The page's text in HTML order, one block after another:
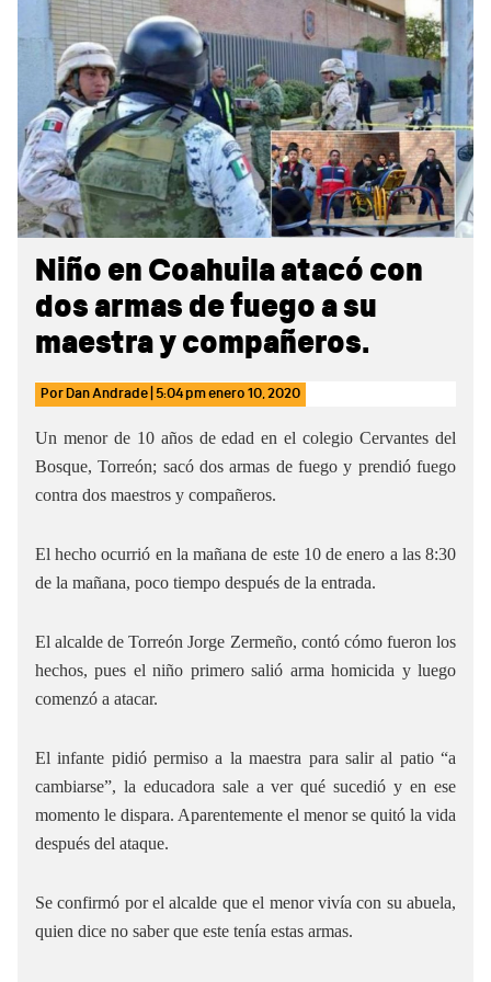
Niño en Coahuila atacó con
dos armas de fuego a su
maestra y compañeros.
Por Dan Andrade 5:04 pmenero 10, 2020
Un menor de 10 años de edad en el colegio Cervantes del
Bosque, Torreón; sacó dos armas de fuego y prendió fuego
contra dos maestros y compañeros.
El hecho ocurrió en la mañana de este 10 de enero a las 8:30
de la mañana, poco tiempo después de la entrada.
El alcalde de Torreón Jorge Zermeño, contó cómo fueron los
hechos, pues el niño primero salió arma homicida y luego
comenzó a atacar.
El infante pidió permiso a la maestra para salir al patio “a
cambiarse”, la educadora sale a ver qué sucedió y en ese
momento le dispara. Aparentemente el menor se quitó la vida
después del ataque.
Se confirmó por el alcalde que el menor vivía con su abuela,
quien dice no saber que este tenía estas armas.
Sidebar